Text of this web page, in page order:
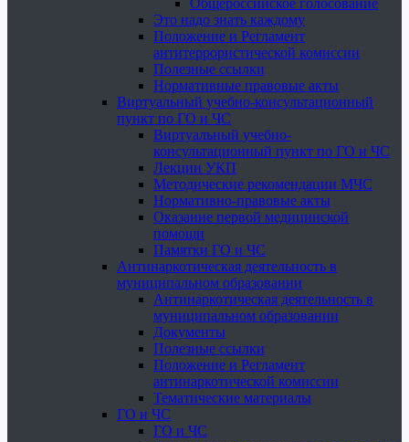
Общероссийское голосование
Это надо знать каждому
Положение и Регламент
антитеррористической комиссии
Полезные ссылки
Нормативные правовые акты
Виртуальный учебно-консультационный
пункт по ГО и ЧС
Виртуальный учебно-
консультационный пункт по ГО и ЧС
Лекции УКП
Методические рекомендации МЧС
Нормативно-правовые акты
Оказание первой медицинской
помощи
Памятки ГО и ЧС
Антинаркотическая деятельность в
муниципальном образовании
Антинаркотическая деятельность в
муниципальном образовании
Документы
Полезные ссылки
Положение и Регламент
антинаркотической комиссии
Тематические материалы
ГО и ЧС
ГО и ЧС